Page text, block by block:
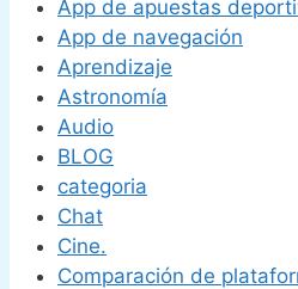
App de apuestas
App de navegación
Aprendizaje
Astronomía
Audio
BLOG
categoria
Chat
Cine.
Comparación de